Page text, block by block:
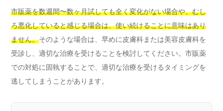
市販薬を数週間〜数ヶ月試しても全く変化がない場合や、むし
ろ悪化していると感じる場合は、使い続けることに意味はあり
ません。そのような場合は、早めに皮膚科または美容皮膚科を
受診し、適切な治療を受けることを検討してください。市販薬
での対処に固執することで、適切な治療を受けるタイミングを
逃してしまうことがあります。